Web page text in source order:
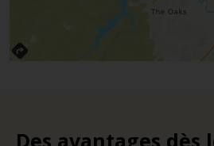
Des avantages dès